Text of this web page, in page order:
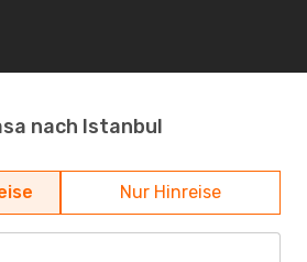
nach Istanbul
Nur Hinreise